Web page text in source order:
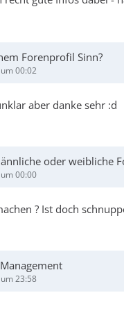
Forenprofil Sinn?
00:02
aber danke sehr :d
oder weibliche
00:00
? Ist doch
23:58